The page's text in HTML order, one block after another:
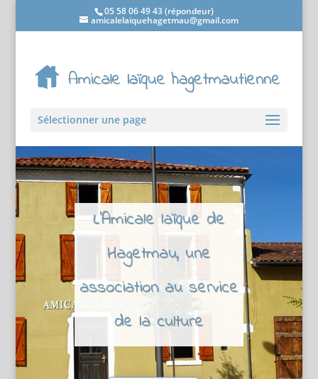
05 58 06 49 43 (répondeur)
amicalelaiquehagetmau@gmail.com
Sélectionner une page
L'Amicale laïque de
Hagetmau, une
association au service
de la culture